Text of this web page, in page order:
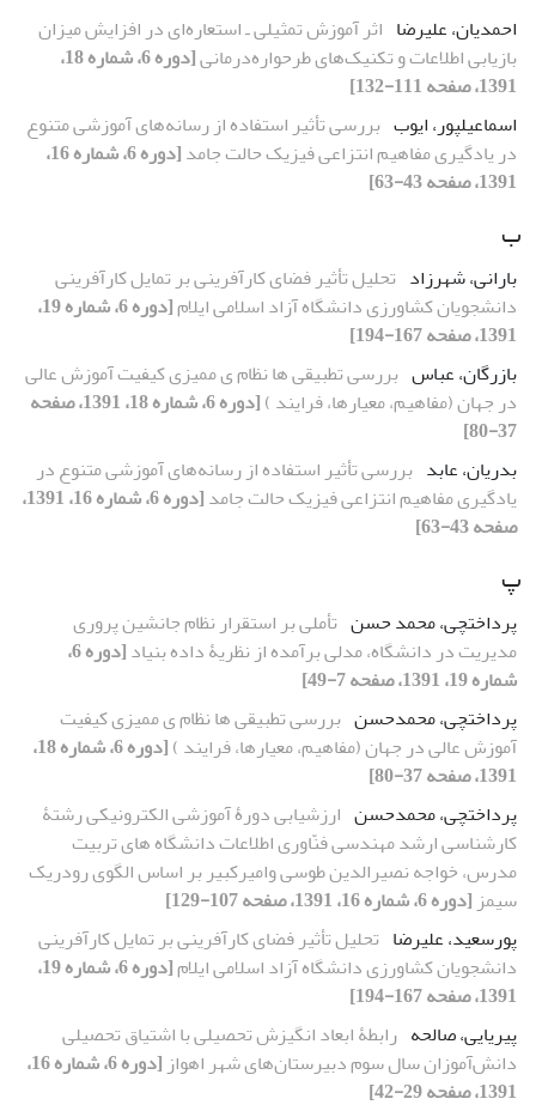
احمدیان، علیرضا اثر آموزش تمثیلی ـ استعاره‌ای در افزایش میزان
بازیابی اطلاعات و تکنیک‌های طرحواره‌درمانی
[دوره 6، شماره 18،
1391، صفحه 111-132]
اسماعیلپور، ایوب بررسی تأثیر استفاده از رسانه‌های آموزشی متنوع
در یادگیری مفاهیم انتزاعی فیزیک حالت جامد
[دوره 6، شماره 16،
1391، صفحه 43-63]
ب
بارانی، شهرزاد تحلیل تأثیر فضای کارآفرینی بر تمایل کارآفرینی
دانشجویان کشاورزی دانشگاه آزاد اسلامی ایلام
[دوره 6، شماره 19،
1391، صفحه 167-194]
بازرگان، عباس بررسی تطبیقی ها نظام ی ممیزی کیفیت آموزش عالی
در جهان (مفاهیم، معیارها، فرایند )
[دوره 6، شماره 18، 1391، صفحه
37-80]
بدریان، عابد بررسی تأثیر استفاده از رسانه‌های آموزشی متنوع در
یادگیری مفاهیم انتزاعی فیزیک حالت جامد
[دوره 6، شماره 16، 1391،
صفحه 43-63]
پ
پرداختچی، محمد حسن تأملی بر استقرار نظام جانشین پروری
مدیریت در دانشگاه، مدلی برآمده از نظریۀ داده بنیاد
[دوره 6،
شماره 19، 1391، صفحه 7-49]
پرداختچی، محمدحسن بررسی تطبیقی ها نظام ی ممیزی کیفیت
آموزش عالی در جهان (مفاهیم، معیارها، فرایند )
[دوره 6، شماره 18،
1391، صفحه 37-80]
پرداختچی، محمدحسن ارزشیابی دورۀ آموزشی الکترونیکی رشتۀ
کارشناسی ارشد مهندسی فنّاوری اطلاعات دانشگاه‏ های تربیت
مدرس، خواجه نصیرالدین طوسی وامیرکبیر بر اساس الگوی رودریک
سیمز [دوره 6، شماره 16، 1391، صفحه 107-129]
پورسعید، علیرضا تحلیل تأثیر فضای کارآفرینی بر تمایل کارآفرینی
دانشجویان کشاورزی دانشگاه آزاد اسلامی ایلام
[دوره 6، شماره 19،
1391، صفحه 167-194]
پیریایی، صالحه رابطۀ ابعاد انگیزش ‌تحصیلی با اشتیاق ‌تحصیلی
دانش‌آموزان سال سوم دبیرستان‌های شهر اهواز
[دوره 6، شماره 16،
1391، صفحه 29-42]